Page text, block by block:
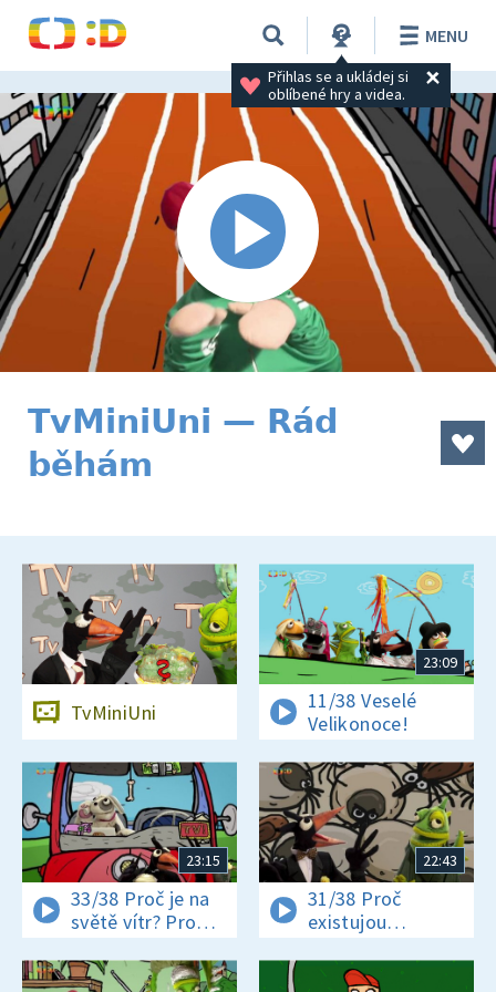
Přihlas se a ukládej si
oblíbené hry a videa.
MENU
TvMiniUni — Rád
běhám
TvMiniUni
23:09
11/38 Veselé
Velikonoce!
23:15
33/38 Proč je na
světě vítr? Proč
jsou někteří hadi
jedovatí?
22:43
31/38 Proč
existujou
klíšťata? Jak se
vyrábí čokoláda?